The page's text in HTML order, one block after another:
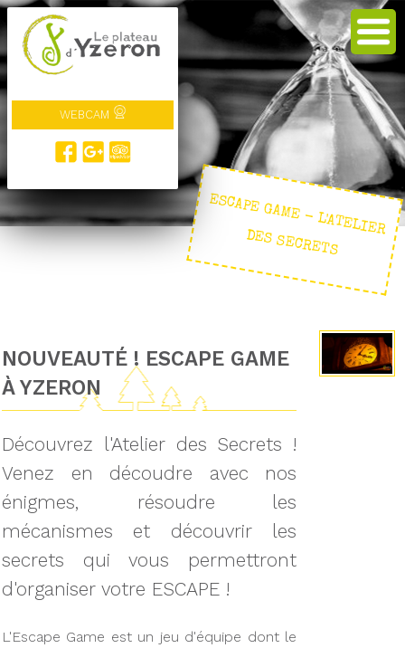
WEBCAM
ESCAPE GAM
E - L'ATELIER
DES SECRETS
NOUVEAUTÉ ! ESCAPE GAME
À YZERON
Découvrez l'Atelier des Secrets !
Venez en découdre avec nos
énigmes, résoudre les
mécanismes et découvrir les
secrets qui vous permettront
d'organiser votre ESCAPE !
L'Escape Game est un jeu d'équipe dont le